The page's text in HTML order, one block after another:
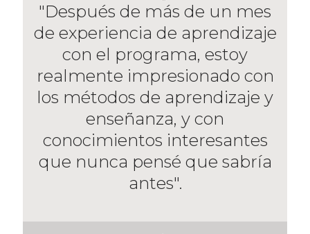
"Después de más de un mes
de experiencia de aprendizaje
con el programa, estoy
realmente impresionado con
los métodos de aprendizaje y
enseñanza, y con
conocimientos interesantes
que nunca pensé que sabría
antes".